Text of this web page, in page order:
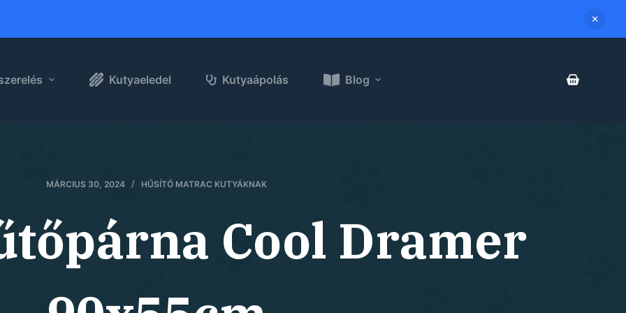
Kutyaeledel Kutyaápolás Blog
MÁRCIUS 30, 2024 HŰSÍTŐ MATRAC KUTYÁKNAK
Cool Dramer